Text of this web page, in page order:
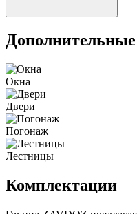
Окна
Двери
Погонаж
Лестницы
Комплектации